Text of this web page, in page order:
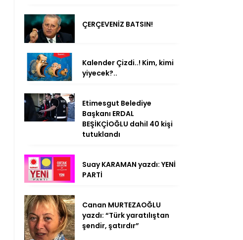
ÇERÇEVENİZ BATSIN!
Kalender Çizdi..! Kim, kimi
yiyecek?..
Etimesgut Belediye
Başkanı ERDAL
BEŞİKÇİOĞLU dahil 40 kişi
tutuklandı
Suay KARAMAN yazdı: YENİ
PARTİ
Canan MURTEZAOĞLU
yazdı: “Türk yaratılıştan
şendir, şatırdır”